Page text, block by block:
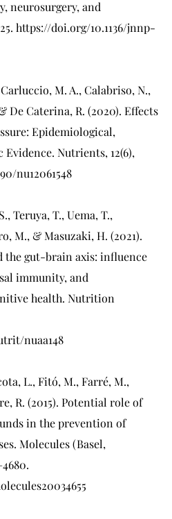
neurosurgery, and
https://doi.org/10.1136/jnnp-
M. A., Calabriso, N.,
De Caterina, R. (2020). Effects
Epidemiological,
Nutrients, 12(6),
nu12061548
Teruya, T., Uema, T.,
M., & Masuzaki, H. (2021).
gut-brain axis: influence
immunity, and
health. Nutrition
nuaa148
L., Fitó, M., Farré, M.,
R. (2015). Potential role of
in the prevention of
Molecules (Basel,